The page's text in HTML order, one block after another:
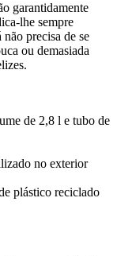
garantidamente
lhe sempre
não precisa de se
ou demasiada
de 2,8 l e tubo de
no exterior
plástico reciclado